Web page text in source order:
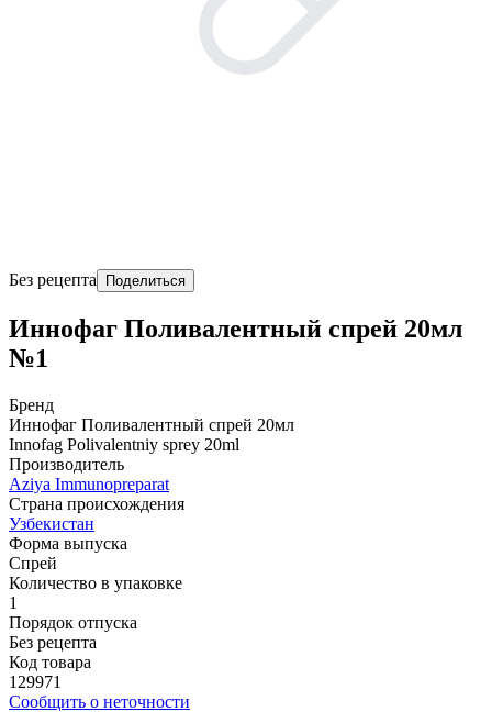
Без рецепта Поделиться
Иннофаг Поливалентный спрей 20мл
№1
Бренд
Иннофаг Поливалентный спрей 20мл
Innofag Polivalentniy sprey 20ml
Производитель
Aziya Immunopreparat
Страна происхождения
Узбекистан
Форма выпуска
Спрей
Количество в упаковке
1
Порядок отпуска
Без рецепта
Код товара
129971
Сообщить о неточности